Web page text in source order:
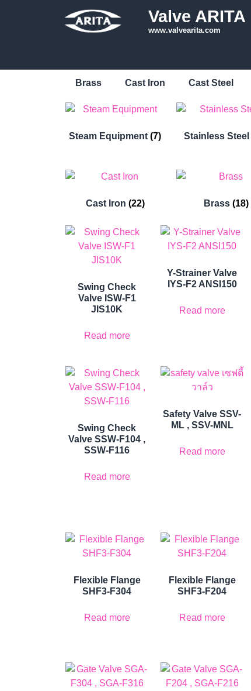
Valve ARITA
www.valvearita.com
Brass Cast Iron Cast Steel
Steam Equipment (7) Stainless Steel
Cast Iron (22) Brass (18)
Swing Check
Valve ISW-F1
JIS10K
Read more
Y-Strainer Valve
IYS-F2 ANSI150
Read more
Swing Check
Valve SSW-F104 ,
SSW-F116
Read more
Safety Valve SSV-
ML , SSV-MNL
Read more
Flexible Flange
SHF3-F304
Read more
Flexible Flange
SHF3-F204
Read more